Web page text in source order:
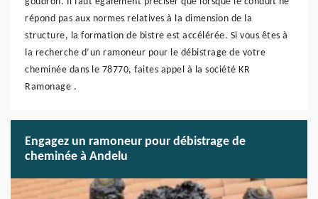
répond pas aux normes relatives à la dimension de la
structure, la formation de bistre est accélérée. Si vous êtes à
la recherche d’un ramoneur pour le débistrage de votre
cheminée dans le 78770, faites appel à la société KR
Ramonage .
Engagez un ramoneur pour débistrage de
cheminée à Andelu